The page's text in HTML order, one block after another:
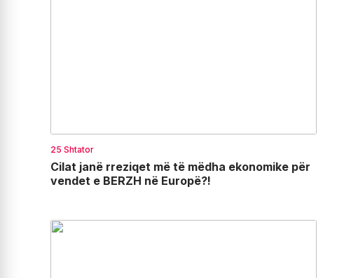
25 Shtator
Cilat janë rreziqet më të mëdha ekonomike për
vendet e BERZH në Europë?!